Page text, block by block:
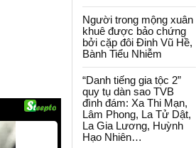
Người trong mộng xuân
khuê được bảo chứng
bởi cặp đôi Đinh Vũ Hề,
Bành Tiểu Nhiễm
“Danh tiếng gia tộc 2”
quy tụ dàn sao TVB
đình đám: Xa Thi Mạn,
Lâm Phong, La Tử Dật,
La Gia Lương, Huỳnh
Hạo Nhiên…